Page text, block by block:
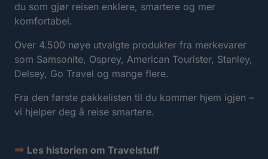
du som gjør reisen enklere, smartere og mer
komfortabel.
Over 4.500 nøye utvalgte produkter fra merkevarer
som Samsonite, Osprey, American Tourister, Stanley,
Delsey, Go Travel og mange flere.
Fra den første pakkelisten til du kommer hjem igjen –
vi hjelper deg å reise smartere.
➡ Les historien om Travelstuff